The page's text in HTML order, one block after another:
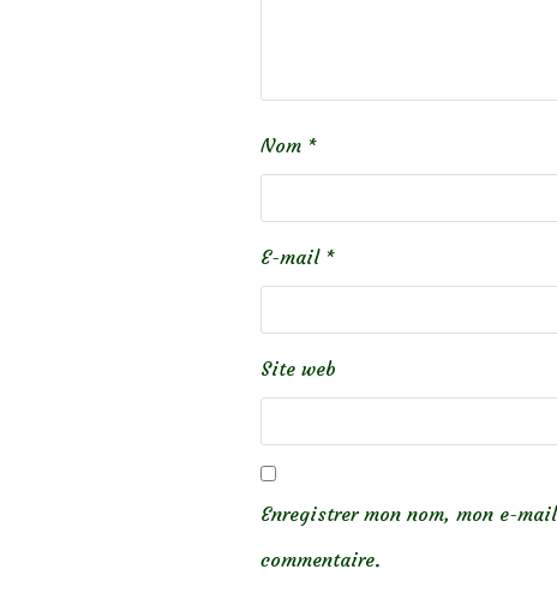
Nom *
E-mail *
Site web
Enregistrer mon nom, mon e-
commentaire.